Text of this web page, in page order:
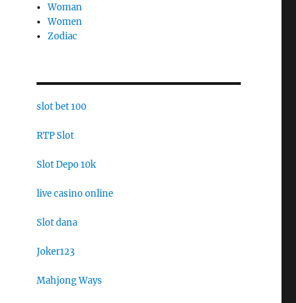
Woman
Women
Zodiac
slot bet 100
RTP Slot
Slot Depo 10k
live casino online
Slot dana
Joker123
Mahjong Ways